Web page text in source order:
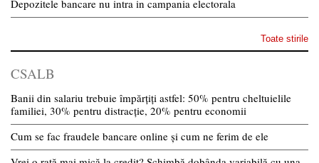
Depozitele bancare nu intra in campania electorala
Toate stirile
CSALB
Banii din salariu trebuie împărțiți astfel: 50% pentru cheltuielile
familiei, 30% pentru distracție, 20% pentru economii
Cum se fac fraudele bancare online și cum ne ferim de ele